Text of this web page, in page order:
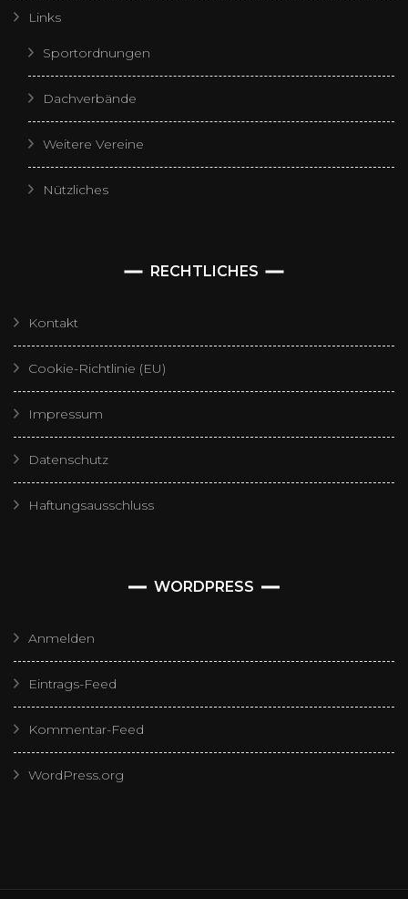
Links
Sportordnungen
Dachverbände
Weitere Vereine
Nützliches
RECHTLICHES
Kontakt
Cookie-Richtlinie (EU)
Impressum
Datenschutz
Haftungsausschluss
WORDPRESS
Anmelden
Eintrags-Feed
Kommentar-Feed
WordPress.org